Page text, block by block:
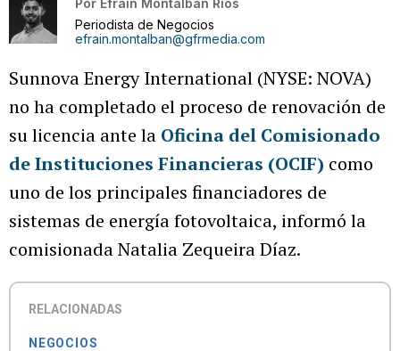
Por Efraín Montalbán Ríos
Periodista de Negocios
efrain.montalban@gfrmedia.com
Sunnova Energy International (NYSE: NOVA)
no ha completado el proceso de renovación de
su licencia ante la Oficina del Comisionado
de Instituciones Financieras (OCIF) como
uno de los principales financiadores de
sistemas de energía fotovoltaica, informó la
comisionada Natalia Zequeira Díaz.
RELACIONADAS
NEGOCIOS